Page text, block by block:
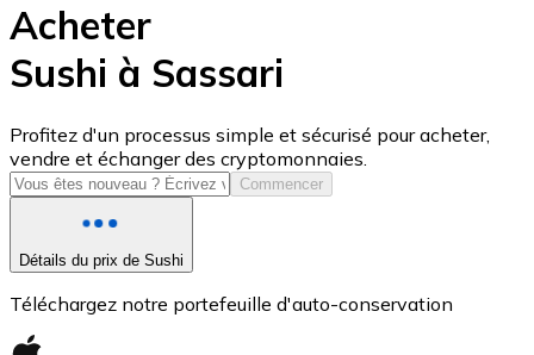
USD Coin
USDC
Acheter
Sushi à Sassari
Profitez d'un processus simple et sécurisé pour acheter,
vendre et échanger des cryptomonnaies.
Commencer
Détails du prix de Sushi
Téléchargez notre portefeuille d'auto-conservation